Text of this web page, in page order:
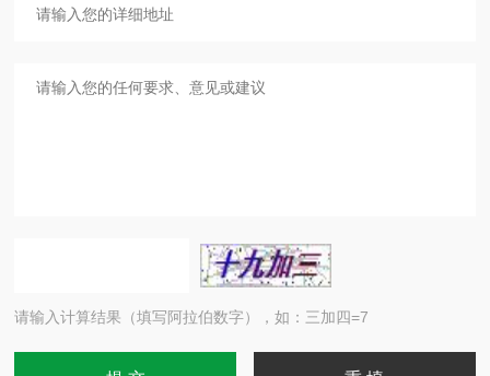
请输入计算结果（填写阿拉伯数字），如：三加四=7